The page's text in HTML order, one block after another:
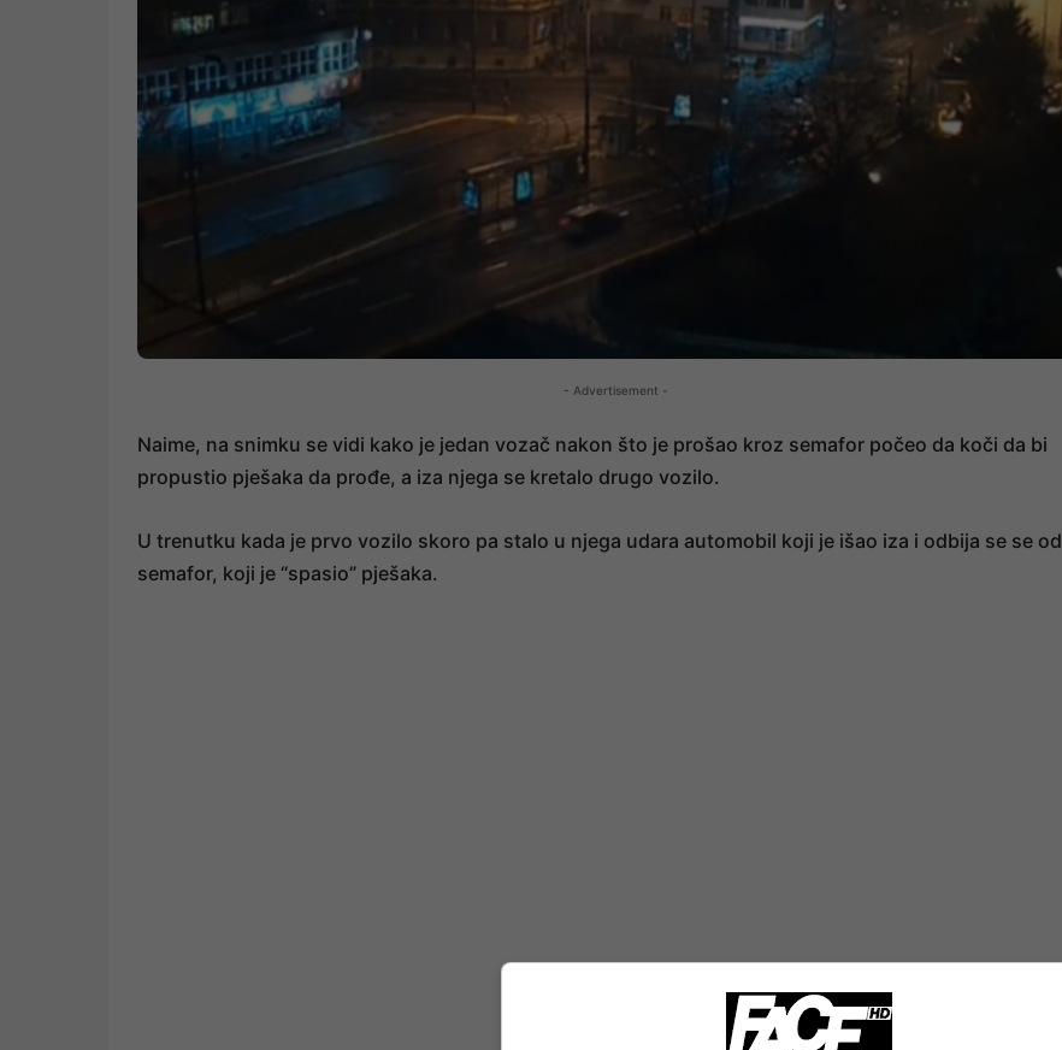
- Advertisement -
Naime, na snimku se vidi kako je jedan vozač nakon što je prošao kroz semafor počeo da koči da bi
propustio pješaka da prođe, a iza njega se kretalo drugo vozilo.
U trenutku kada je prvo vozilo skoro pa stalo u njega udara automobil koji je išao iza i odbija se se od
semafor, koji je “spasio” pješaka.